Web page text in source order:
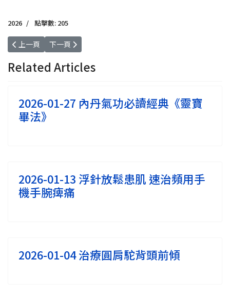
2026 點擊數: 205
上一篇文章: 2026-02-25 劍擊誘發腰腿痛
上一頁 下一篇文章: 2026-01-27 內丹氣功必讀經典《靈寶畢法》
下一頁
Related Articles
2026-01-27 內丹氣功必讀經典《靈寶
畢法》
2026-01-13 浮針放鬆患肌 速治頻用手
機手腕痺痛
2026-01-04 治療圓肩駝背頭前傾